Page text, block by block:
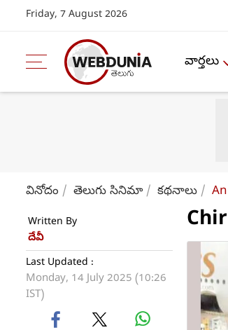
Friday, 7 August 2026
వార్తలు
వినోదం తెలుగు సినిమా కథనాలు
Written By
దేవీ
Last Updated :
Monday, 14 July 2025 (10:26
IST)